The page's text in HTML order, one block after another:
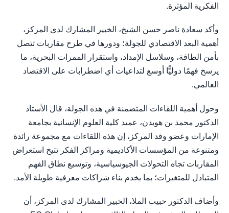
الفكرية المؤثرة.
وأكد سعادة ناصر حسن الشيخ، الخبير المشارك لدى المركز،
أهمية البعد الاقتصادي للجولة؛ ودورها في طرح مقاربات تتصل
بأمن الطاقة، وسلاسل الإمداد، واستقرار الممرات البحرية، ما
يرسخ فهمًا دوليًّا أوسع لتداعيات أي اضطرابات على الاقتصاد
العالمي.
وحول أهمية اللقاءات المتضمنة في هذه الجولة، قال الأستاذ
الدكتور محمد بن هويدن، عميد كلية العلوم الإنسانية بجامعة
الإمارات وعضو وفد المركز، إن هذه اللقاءات مع مجموعة رائدة
ومتنوعة من المؤسسات الأكاديمية ومراكز الفكر تتيح استعراض
المقاربات تجاه التحولات الجيوسياسية، وتوسيع نطاق الفهم
المتبادل للمتغيرات؛ بما يخدم بناء شراكات معرفية طويلة الأمد.
وأضاف الدكتور حبيب الملا، الخبير المشارك لدى المركز، أن